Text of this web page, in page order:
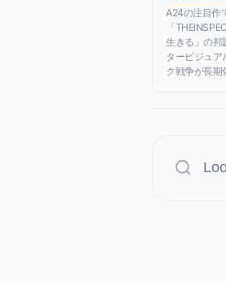
A24の注目作
「
生きる」の邦
タービジュア
ク戦争が長期